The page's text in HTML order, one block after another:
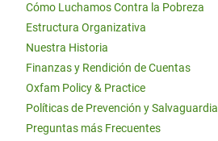
Cómo Luchamos Contra la Pobreza
Estructura Organizativa
Nuestra Historia
Finanzas y Rendición de Cuentas
Oxfam Policy & Practice
Políticas de Prevención y Salvaguardia
Preguntas más Frecuentes